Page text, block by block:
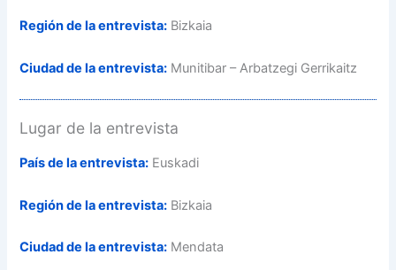
Región de la entrevista: Bizkaia
Ciudad de la entrevista: Munitibar – Arbatzegi Gerrikaitz
Lugar de la entrevista
País de la entrevista: Euskadi
Región de la entrevista: Bizkaia
Ciudad de la entrevista: Mendata